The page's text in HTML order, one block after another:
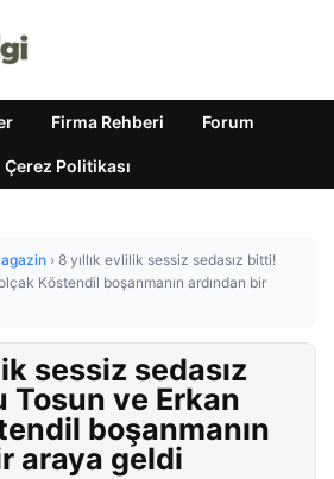
Firma Rehberi Forum
Çerez Politikası
› 8 yıllık evlilik sessiz sedasız bitti!
Köstendil boşanmanın ardından bir
sessiz sedasız
Tosun ve Erkan
boşanmanın
araya geldi